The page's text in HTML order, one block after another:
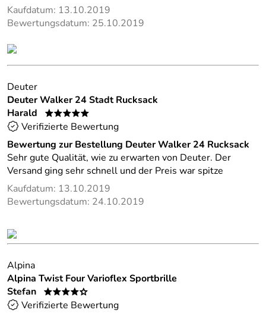
Kaufdatum: 13.10.2019
Bewertungsdatum: 25.10.2019
Deuter
Deuter Walker 24 Stadt Rucksack
Harald
*****
Verifizierte Bewertung
Bewertung zur Bestellung Deuter Walker 24 Rucksack
Sehr gute Qualität, wie zu erwarten von Deuter. Der
Versand ging sehr schnell und der Preis war spitze
Kaufdatum: 13.10.2019
Bewertungsdatum: 24.10.2019
Alpina
Alpina Twist Four Varioflex Sportbrille
Stefan
****o
Verifizierte Bewertung